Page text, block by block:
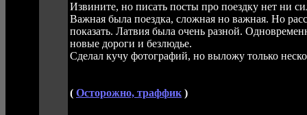
Извините, но писать посты про поездку нет ни
Важная была поездка, сложная но важная. Но
показать. Латвия была очень разной.
новые дороги и безлюдье.
Сделал кучу фотографий, но выложу только
( Осторожно, траффик )